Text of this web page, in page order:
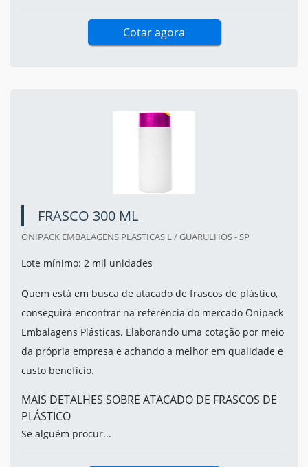
Cotar agora
FRASCO 300 ML
ONIPACK EMBALAGENS PLASTICAS L / GUARULHOS - SP
Lote mínimo: 2 mil unidades
Quem está em busca de atacado de frascos de plástico,
conseguirá encontrar na referência do mercado Onipack
Embalagens Plásticas. Elaborando uma cotação por meio
da própria empresa e achando a melhor em qualidade e
custo benefício.
MAIS DETALHES SOBRE ATACADO DE FRASCOS DE
PLÁSTICO
Se alguém procur...